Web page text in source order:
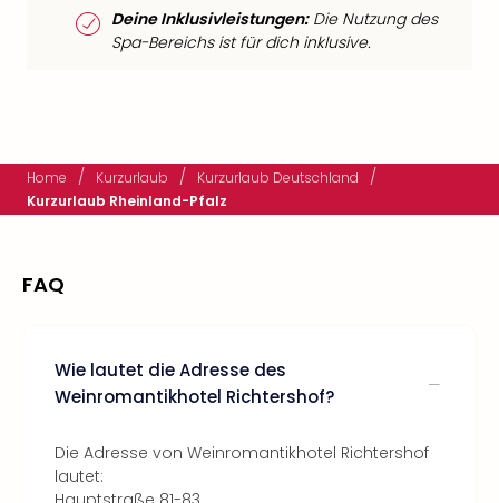
Deine Inklusivleistungen:Die Nutzung des
Spa-Bereichs ist für dich inklusive.
Home / Kurzurlaub / Kurzurlaub Deutschland /
Kurzurlaub Rheinland-Pfalz
FAQ
Wie lautet die Adresse des
Weinromantikhotel Richtershof?
Die Adresse von Weinromantikhotel Richtershof
lautet: